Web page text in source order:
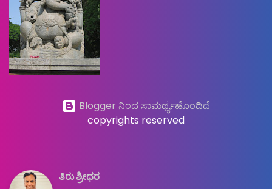
Blogger ನಿಂದ ಸಾಮರ್ಥ್ಯಹೊಂದಿದೆ
copyrights reserved
ತಿರು ಶ್ರೀಧರ